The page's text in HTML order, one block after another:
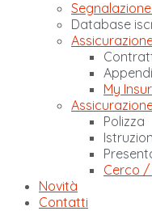
Database
Assicurazione
My
Polizza
Cerco
Novità
Contatti